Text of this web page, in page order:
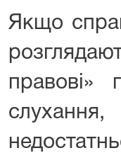
Якщо
правові»